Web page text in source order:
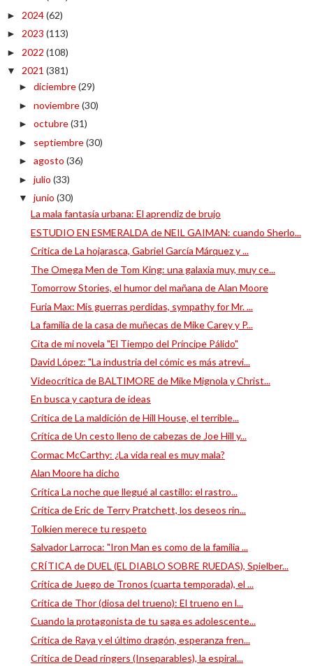
► 2024(62)
► 2023 (113)
► 2022 (108)
▼ 2021 (381)
► diciembre(29)
► noviembre(30)
► octubre(31)
► septiembre(30)
► agosto (36)
► julio (33)
▼ junio (30)
La mala fantasía urbana: El aprendiz de brujo
ESTUDIO EN ESMERALDA de NEIL GAIMAN: cuando Sherlo...
Crítica de La hojarasca, Gabriel García Márquez y ...
The Omega Men de Tom King: una galaxia muy, muy ce...
Tomorrow Stories, el humor del mañana de Alan Moore
Furia Max: Mis guerras perdidas, sympathy for Mr. ...
La familia de la casa de muñecas de Mike Carey y P...
Cita de mi novela "El Tiempo del Príncipe Pálido"
David López: "La industria del cómic es más atrevi...
Videocrítica de BALTIMORE de Mike Mignola y Christ...
En busca y captura de ideas
Crítica de La maldición de Hill House, el terrible...
Crítica de Un cesto lleno de cabezas de Joe Hill y...
Cormac McCarthy: ¿La vida real es muy mala?
Alan Moore ha dicho
Crítica La noche que llegué al castillo: el rastro...
Crítica de Eric de Terry Pratchett, los deseos rin...
Tolkien merece tu respeto
Salvador Larroca: "Iron Man es como de la familia ...
CRÍTICA de DUEL (EL DIABLO SOBRE RUEDAS), Spielber...
Crítica de Juego de Tronos (cuarta temporada), el ...
Crítica de Thor (diosa del trueno): El trueno en l...
Cuando la protagonista de tu saga es adolescente...
Crítica de Raya y el último dragón, esperanza fren...
Crítica de Dead ringers (Inseparables), la espiral...